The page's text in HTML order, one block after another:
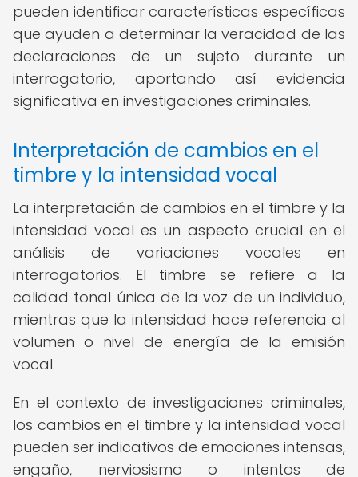
pueden identificar características específicas
que ayuden a determinar la veracidad de las
declaraciones de un sujeto durante un
interrogatorio, aportando así evidencia
significativa en investigaciones criminales.
Interpretación de cambios en el
timbre y la intensidad vocal
La interpretación de cambios en el timbre y la
intensidad vocal es un aspecto crucial en el
análisis de variaciones vocales en
interrogatorios. El timbre se refiere a la
calidad tonal única de la voz de un individuo,
mientras que la intensidad hace referencia al
volumen o nivel de energía de la emisión
vocal.
En el contexto de investigaciones criminales,
los cambios en el timbre y la intensidad vocal
pueden ser indicativos de emociones intensas,
engaño, nerviosismo o intentos de